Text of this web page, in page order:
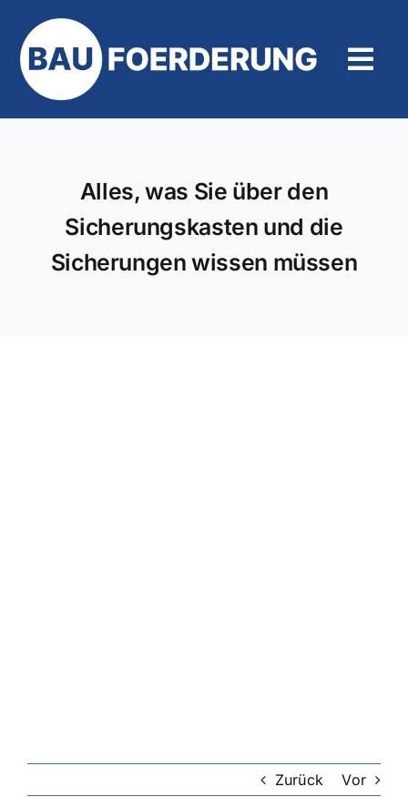
Inhalt
springen
Alles, was Sie über den
Sicherungskasten und die
Sicherungen wissen müssen
Zurück Vor